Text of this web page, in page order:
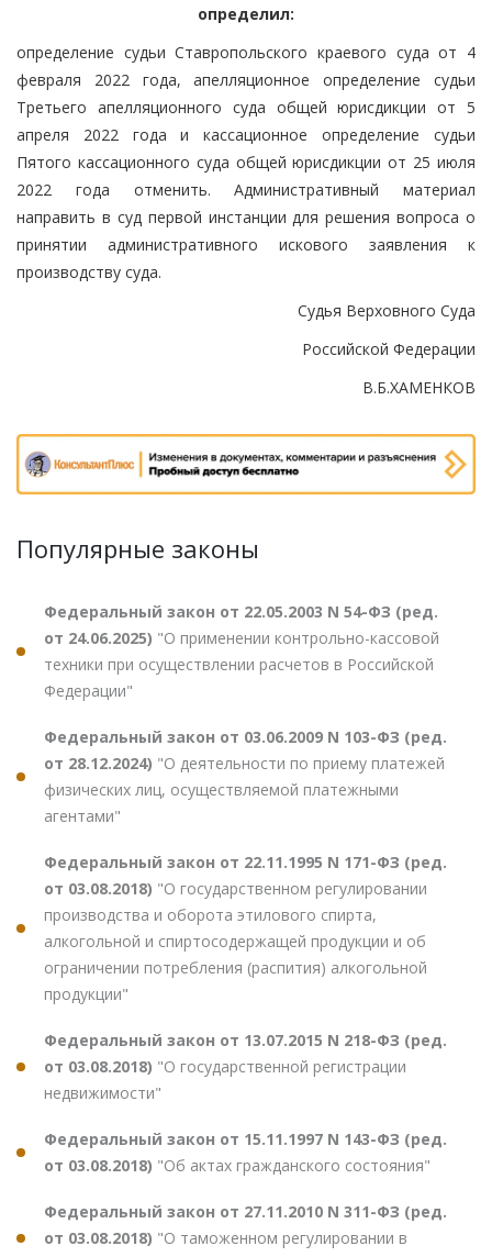
определил:
определение судьи Ставропольского краевого суда от 4
февраля 2022 года, апелляционное определение судьи
Третьего апелляционного суда общей юрисдикции от 5
апреля 2022 года и кассационное определение судьи
Пятого кассационного суда общей юрисдикции от 25 июля
2022 года отменить. Административный материал
направить в суд первой инстанции для решения вопроса о
принятии административного искового заявления к
производству суда.
Судья Верховного Суда
Российской Федерации
В.Б.ХАМЕНКОВ
Популярные законы
Федеральный закон от 22.05.2003 N 54-ФЗ (ред.
от 24.06.2025) "О применении контрольно-кассовой
техники при осуществлении расчетов в Российской
Федерации"
Федеральный закон от 03.06.2009 N 103-ФЗ (ред.
от 28.12.2024) "О деятельности по приему платежей
физических лиц, осуществляемой платежными
агентами"
Федеральный закон от 22.11.1995 N 171-ФЗ (ред.
от 03.08.2018) "О государственном регулировании
производства и оборота этилового спирта,
алкогольной и спиртосодержащей продукции и об
ограничении потребления (распития) алкогольной
продукции"
Федеральный закон от 13.07.2015 N 218-ФЗ (ред.
от 03.08.2018) "О государственной регистрации
недвижимости"
Федеральный закон от 15.11.1997 N 143-ФЗ (ред.
от 03.08.2018) "Об актах гражданского состояния"
Федеральный закон от 27.11.2010 N 311-ФЗ (ред.
от 03.08.2018) "О таможенном регулировании в